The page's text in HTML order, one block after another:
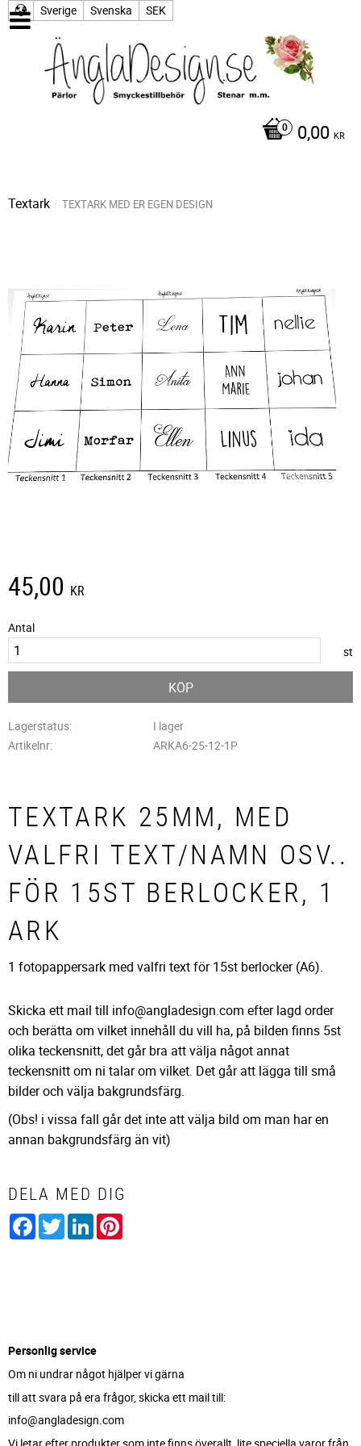
Sverige Svenska SEK
0,00 KR
Textark TEXTARK MED ER EGEN DESIGN
45,00 KR
Antal
st
KÖP
Lagerstatus
I lager
Artikelnr
ARKA6-25-12-1P
TEXTARK 25MM, MED
VALFRI TEXT/NAMN OSV..
FÖR 15ST BERLOCKER, 1
ARK
1 fotopappersark med valfri text för 15st berlocker (A6).
Skicka ett mail till info@angladesign.com efter lagd order
och berätta om vilket innehåll du vill ha, på bilden finns 5st
olika teckensnitt, det går bra att välja något annat
teckensnitt om ni talar om vilket. Det går att lägga till små
bilder och välja bakgrundsfärg.
(Obs! i vissa fall går det inte att välja bild om man har en
annan bakgrundsfärg än vit)
DELA MED DIG
Facebook
TwitterLinkedIn
Personlig service
Om ni undrar något hjälper vi gärna
till att svara på era frågor, skicka ett mail till:
info@angladesign.com